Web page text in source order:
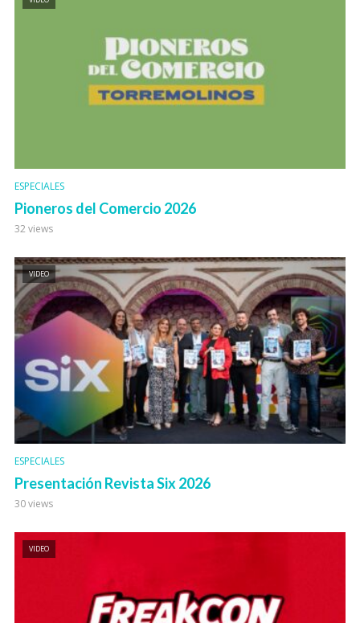
ESPECIALES
Pioneros del Comercio 2026
32 views
VIDEO
ESPECIALES
Presentación Revista Six 2026
30 views
VIDEO